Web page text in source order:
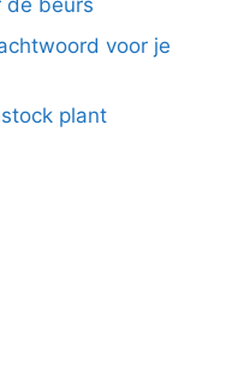
de beurs
voor je
plant